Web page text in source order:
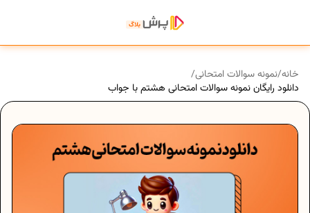
خانه/نمونه سوالات امتحانی/
دانلود رایگان نمونه سوالات امتحانی هشتم با جواب